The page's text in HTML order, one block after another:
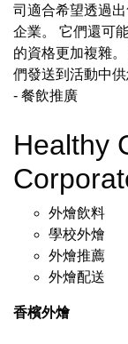
司適合希望透過
企業。 它們還可
的資格更加複雜
們發送到活動中
- 餐飲推廣
Healthy
外燴飲料
學校外燴
外燴推薦
外燴配送
香檳外燴